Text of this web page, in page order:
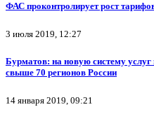
ФАС проконтролирует рост
3 июля 2019, 12:27
Бурматов: на новую систему
свыше 70 регионов России
14 января 2019, 09:21